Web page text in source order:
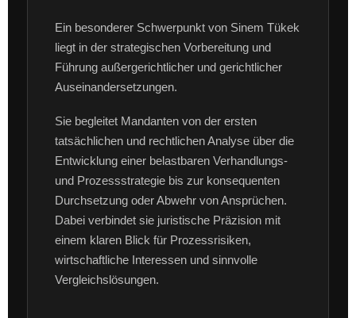
Ein besonderer Schwerpunkt von Sinem Tükek
liegt in der strategischen Vorbereitung und
Führung außergerichtlicher und gerichtlicher
Auseinandersetzungen.
Sie begleitet Mandanten von der ersten
tatsächlichen und rechtlichen Analyse über die
Entwicklung einer belastbaren Verhandlungs-
und Prozessstrategie bis zur konsequenten
Durchsetzung oder Abwehr von Ansprüchen.
Dabei verbindet sie juristische Präzision mit
einem klaren Blick für Prozessrisiken,
wirtschaftliche Interessen und sinnvolle
Vergleichslösungen.